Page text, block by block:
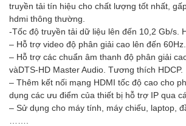
truyền tải tín hiệu cho chất lượng tốt nhất,
hdmi thông thường.
-Tốc độ truyền tải dữ liệu lên đến 10,2 Gb/s.
– Hỗ trợ video độ phân giải cao lên đến 60Hz.
– Hỗ trợ các chuẩn âm thanh độ phân giải
vàDTS-HD Master Audio. Tương thích HDCP.
– Thêm kết nối mạng HDMI tốc độ cao cho
dụng các ưu điểm của thiết bị hỗ trợ IP qua
– Sử dụng cho máy tính, máy chiếu, laptop,